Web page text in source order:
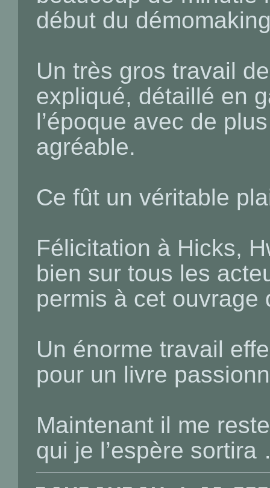
début du
Un très gros travail
expliqué, détaillé en
l’époque avec de
agréable.
Ce fût un véritable
Félicitation à Hicks,
bien sur tous les
permis à cet ouvrage
Un énorme travail
pour un livre
Maintenant il me
qui je l’espère